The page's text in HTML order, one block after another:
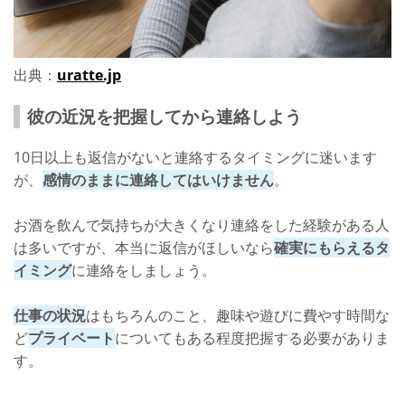
出典： uratte.jp
彼の近況を把握してから連絡しよう
10日以上も返信がないと連絡するタイミングに迷います
が、 感情のままに連絡してはいけません。
お酒を飲んで気持ちが大きくなり連絡をした経験がある人
は多いですが、本当に返信がほしいなら確実にもらえるタ
イミングに連絡をしましょう。
仕事の状況はもちろんのこと、趣味や遊びに費やす時間な
どプライベートについてもある程度把握する必要がありま
す。